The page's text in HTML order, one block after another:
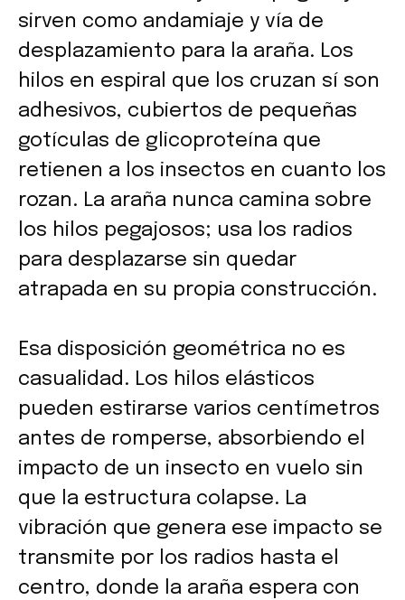
sirven como andamiaje y vía de
desplazamiento para la araña. Los
hilos en espiral que los cruzan sí son
adhesivos, cubiertos de pequeñas
gotículas de glicoproteína que
retienen a los insectos en cuanto los
rozan. La araña nunca camina sobre
los hilos pegajosos; usa los radios
para desplazarse sin quedar
atrapada en su propia construcción.
Esa disposición geométrica no es
casualidad. Los hilos elásticos
pueden estirarse varios centímetros
antes de romperse, absorbiendo el
impacto de un insecto en vuelo sin
que la estructura colapse. La
vibración que genera ese impacto se
transmite por los radios hasta el
centro, donde la araña espera con